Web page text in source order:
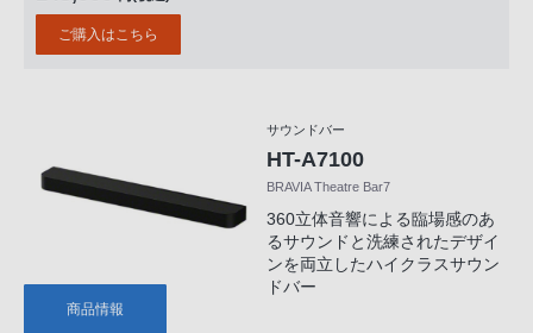
ご購入はこちら
サウンドバー
HT-A7100
BRAVIA Theatre Bar7
360立体音響による臨場感のあ
るサウンドと洗練されたデザイ
ンを両立したハイクラスサウン
ドバー
商品情報